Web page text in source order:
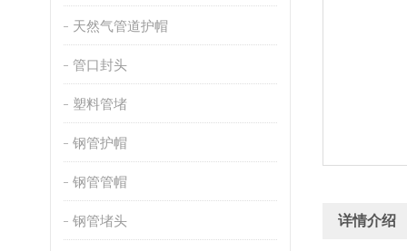
天然气管道护帽
管口封头
塑料管堵
钢管护帽
钢管管帽
钢管堵头 详情介绍